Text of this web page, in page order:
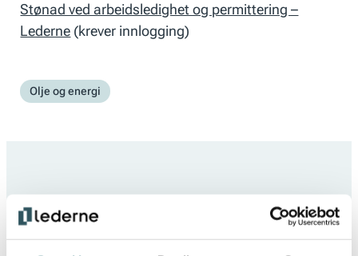
Stønad ved arbeidsledighet og permittering –
Lederne (krever innlogging)
Olje og energi
Populære medlemsfordeler